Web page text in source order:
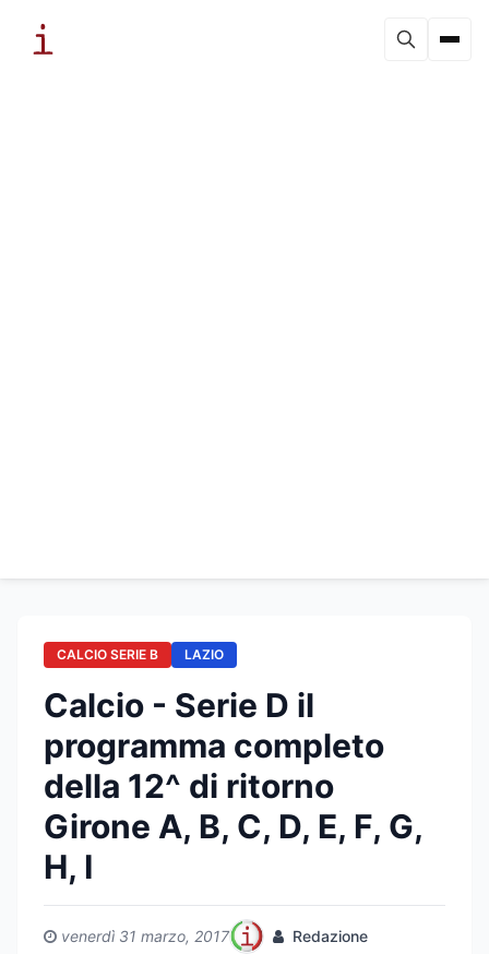
CALCIO SERIE B LAZIO
Calcio - Serie D il
programma completo
della 12^ di ritorno
Girone A, B, C, D, E, F, G,
H, I
venerdì 31 marzo, 2017 Redazione